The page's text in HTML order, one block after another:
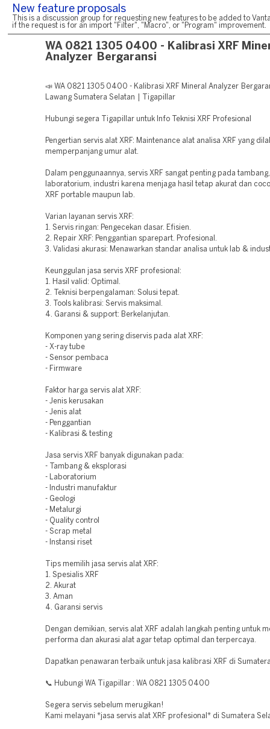
New feature proposals
This is a discussion group for requesting new features to be added to
if the request is for an import "Filter", "Macro", or "Program" improvement.
WA 0821 1305 0400 - Kalibrasi XRF
Analyzer Bergaransi
📣 WA 0821 1305 0400 - Kalibrasi XRF Mineral Analyzer
Lawang Sumatera Selatan | Tigapillar
Hubungi segera Tigapillar untuk Info Teknisi XRF Profesional
Pengertian servis alat XRF: Maintenance alat analisa XRF yang
memperpanjang umur alat.
Dalam penggunaannya, servis XRF sangat penting pada tambang,
laboratorium, industri karena menjaga hasil tetap akurat dan
XRF portable maupun lab.
Varian layanan servis XRF:
1. Servis ringan: Pengecekan dasar. Efisien.
2. Repair XRF: Penggantian sparepart. Profesional.
3. Validasi akurasi: Menawarkan standar analisa untuk lab &
Keunggulan jasa servis XRF profesional:
1. Hasil valid: Optimal.
2. Teknisi berpengalaman: Solusi tepat.
3. Tools kalibrasi: Servis maksimal.
4. Garansi & support: Berkelanjutan.
Komponen yang sering diservis pada alat XRF:
- X-ray tube
- Sensor pembaca
- Firmware
Faktor harga servis alat XRF:
- Jenis kerusakan
- Jenis alat
- Penggantian
- Kalibrasi & testing
Jasa servis XRF banyak digunakan pada:
- Tambang & eksplorasi
- Laboratorium
- Industri manufaktur
- Geologi
- Metalurgi
- Quality control
- Scrap metal
- Instansi riset
Tips memilih jasa servis alat XRF:
1. Spesialis XRF
2. Akurat
3. Aman
4. Garansi servis
Dengan demikian, servis alat XRF adalah langkah penting untuk
performa dan akurasi alat agar tetap optimal dan terpercaya.
Dapatkan penawaran terbaik untuk jasa kalibrasi XRF di
📞 Hubungi WA Tigapillar : WA 0821 1305 0400
Segera servis sebelum merugikan!
Kami melayani *jasa servis alat XRF profesional* di Sumatera